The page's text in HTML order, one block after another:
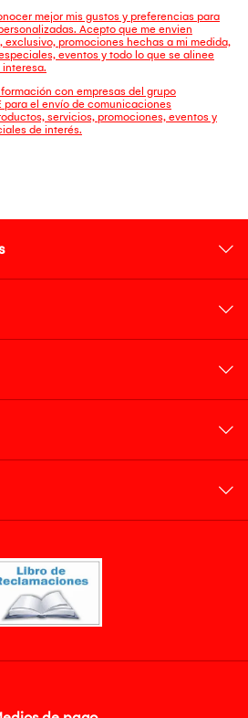
mejor mis gustos y preferencias para
Acepto que me envien
promociones hechas a mi medida,
eventos y todo lo que se alinee
con empresas del grupo
para el envío de comunicaciones
servicios, promociones, eventos y
de interés.